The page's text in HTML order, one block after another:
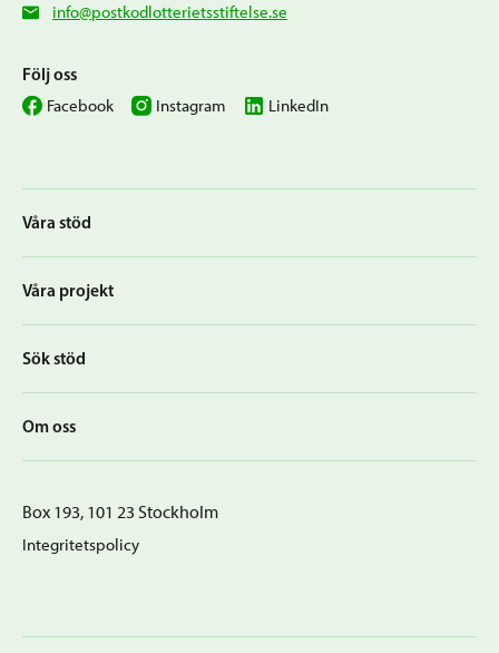
Våra stöd
Våra projekt
Sök stöd
Om oss
info@postkodlotterietsstiftelse.se
Följ oss
Facebook Instagram LinkedIn
Box 193, 101 23 Stockholm
Integritetspolicy